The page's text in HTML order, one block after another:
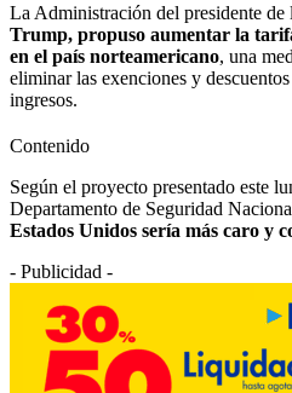
La Administración del presidente de
Trump, propuso aumentar la
en el país norteamericano, una
eliminar las exenciones y
ingresos.
Contenido
Según el proyecto presentado este
Departamento de Seguridad
Estados Unidos sería más caro y
- Publicidad -